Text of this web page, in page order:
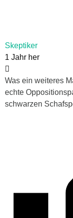
Skeptiker
1 Jahr her
Was ein weiteres
echte
schwarzen